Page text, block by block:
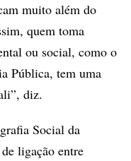
muito além do
quem toma
ou social, como o
Pública, tem uma
diz.
Social da
ligação entre